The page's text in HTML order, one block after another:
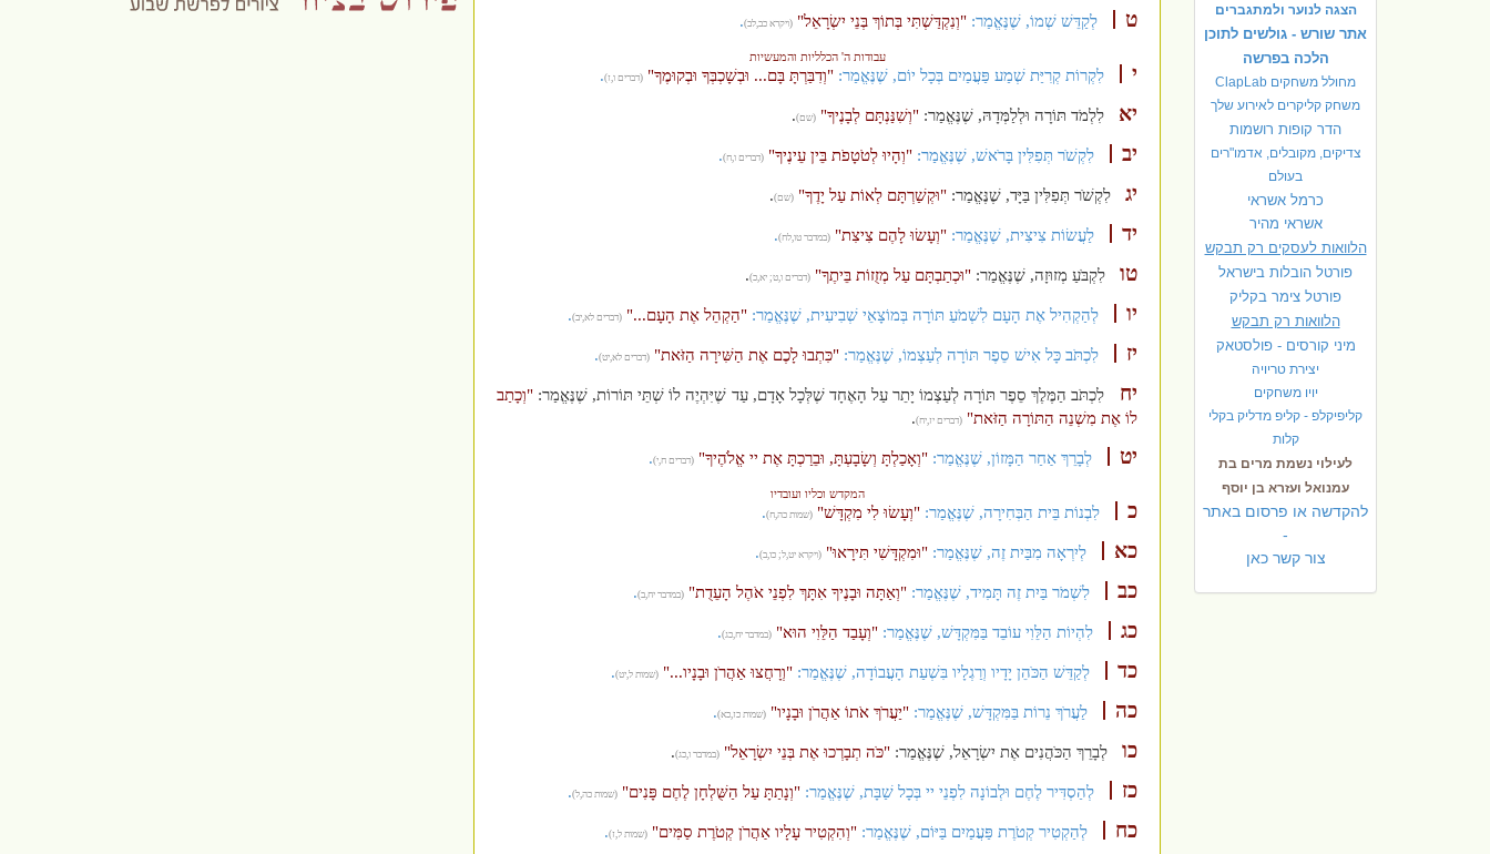
הצגה לנוער ולמתגברים
אתר שורש - גולשים לתוכן
הלכה בפרשה
מחולל משחקים ClapLab
משחק קליקרים לאירוע שלך
הדר קופות רושמות
צדיקים, מקובלים, אדמו"רים
בעולם
כרמל אשראי
אשראי מהיר
הלוואות לעסקים רק תבקש
פורטל הובלות בישראל
פורטל צימר בקליק
הלוואות רק תבקש
מיני קורסים - פולסטאק
יצירת טריויה
יויו משחקים
קליפיקלפ - קליפ מדליק בקלי
קלות
לעילוי נשמת מרים בת
עמנואל ועזרא בן יוסף
להקדשה או פרסום באתר
-
צור קשר כאן
ט לְקַדֵּשׁ שְׁמוֹ, שֶׁנֶּאֱמַר: "וְנִקְדַּשְׁתִּי בְּתוֹךְ בְּנֵי יִשְׂרָאֵל" (ויקרא כב,לב).
עבודות ה' הכלליות והמעשיות
י לִקְרוֹת קְרִיַּת שְׁמַע פַּעֲמַיִם בְּכָל יוֹם, שֶׁנֶּאֱמַר: "וְדִבַּרְתָּ בָּם... וּבְשָׁכְבְּךָ וּבְקוּמֶךָ" (דברים ו,ז).
יא לִלְמֹד תּוֹרָה וּלְלַמְּדָהּ, שֶׁנֶּאֱמַר:"וְשִׁנַּנְתָּם לְבָנֶיךָ" (שם).
יב לִקְשֹׁר תְּפִלִּין בָּרֹאשׁ, שֶׁנֶּאֱמַר: "וְהָיוּ לְטֹטָפֹת בֵּין עֵינֶיךָ" (דברים ו,ח).
יג לִקְשֹׁר תְּפִלִּין בַּיָּד, שֶׁנֶּאֱמַר:"וּקְשַׁרְתָּם לְאוֹת עַל יָדֶךָ" (שם).
יד לַעֲשׂוֹת צִיצִית, שֶׁנֶּאֱמַר: "וְעָשׂוּ לָהֶם צִיצִת" (במדבר טו,לח).
טו לִקְבֹּעַ מְזוּזָה, שֶׁנֶּאֱמַר:"וּכְתַבְתָּם עַל מְזֻזוֹת בֵּיתֶךָ" (דברים ו,ט; יא,כ).
יו לְהַקְהִיל אֶת הָעָם לִשְׁמֹעַ תּוֹרָה בְּמוֹצָאֵי שְׁבִיעִית, שֶׁנֶּאֱמַר: "הַקְהֵל אֶת הָעָם..." (דברים לא,יב).
יז לִכְתֹּב כָּל אִישׁ סֵפֶר תּוֹרָה לְעַצְמוֹ, שֶׁנֶּאֱמַר: "כִּתְבוּ לָכֶם אֶת הַשִּׁירָה הַזֹּאת" (דברים לא,יט).
יח לִכְתֹּב הַמֶּלֶךְ סֵפֶר תּוֹרָה לְעַצְמוֹ יָתֵר עַל הָאֶחָד שֶׁלְּכָל אָדָם, עַד שֶׁיִּהְיֶה לוֹ שְׁתֵּי תּוֹרוֹת, שֶׁנֶּאֱמַר: "וְכָתַב
לוֹ אֶת מִשְׁנֵה הַתּוֹרָה הַזֹּאת" (דברים יז,יח).
יט לְבָרֵךְ אַחַר הַמָּזוֹן, שֶׁנֶּאֱמַר: "וְאָכַלְתָּ וְשָׂבָעְתָּ, וּבֵרַכְתָּ אֶת יי אֱלֹהֶיךָ" (דברים ח,י).
המקדש וכליו ועובדיו
כ לִבְנוֹת בֵּית הַבְּחִירָה, שֶׁנֶּאֱמַר: "וְעָשׂוּ לִי מִקְדָּשׁ" (שמות כה,ח).
כא לְיִרְאָה מִבַּיִת זֶה, שֶׁנֶּאֱמַר: "וּמִקְדָּשִׁי תִּירָאוּ" (ויקרא יט,ל; כו,ב).
כב לִשְׁמֹר בַּיִת זֶה תָּמִיד, שֶׁנֶּאֱמַר: "וְאַתָּה וּבָנֶיךָ אִתָּךְ לִפְנֵי אֹהֶל הָעֵדֻת" (במדבר יח,ב).
כג לִהְיוֹת הַלֵּוִי עוֹבֵד בַּמִּקְדָּשׁ, שֶׁנֶּאֱמַר: "וְעָבַד הַלֵּוִי הוּא" (במדבר יח,כג).
כד לְקַדֵּשׁ הַכֹּהֵן יָדָיו וְרַגְלָיו בִּשְׁעַת הָעֲבוֹדָה, שֶׁנֶּאֱמַר: "וְרָחֲצוּ אַהֲרֹן וּבָנָיו..." (שמות ל,יט).
כה לַעֲרֹךְ נֵרוֹת בַּמִּקְדָּשׁ, שֶׁנֶּאֱמַר: "יַעֲרֹךְ אֹתוֹ אַהֲרֹן וּבָנָיו" (שמות כז,כא).
כו לְבָרֵךְ הַכֹּהֲנִים אֶת יִשְׂרָאֵל, שֶׁנֶּאֱמַר:"כֹּה תְבָרְכוּ אֶת בְּנֵי יִשְׂרָאֵל" (במדבר ו,כג).
כז לְהַסְדִּיר לֶחֶם וּלְבוֹנָה לִפְנֵי יי בְּכָל שַׁבָּת, שֶׁנֶּאֱמַר: "וְנָתַתָּ עַל הַשֻּׁלְחָן לֶחֶם פָּנִים" (שמות כה,ל).
כח לְהַקְטִיר קְטֹרֶת פַּעֲמַיִם בַּיּוֹם, שֶׁנֶּאֱמַר: "וְהִקְטִיר עָלָיו אַהֲרֹן קְטֹרֶת סַמִּים" (שמות ל,ז).